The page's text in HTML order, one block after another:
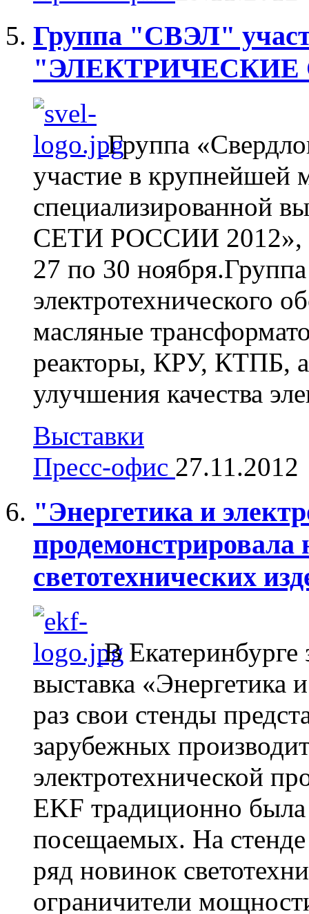
Группа "СВЭЛ"
"ЭЛЕКТРИЧЕСКИЕ
Группа
участие в крупнейшей
специализированной
СЕТИ РОССИИ 2012»,
27 по 30
электротехнического
масляные
реакторы, КРУ, КТПБ,
улучшения качества
Выставки
Пресс-офис 27.11.2012
"Энергетика и
светотехнических
В Екатеринбурге
выставка «Энергетика
раз свои стенды
зарубежных
электротехнической
EKF традиционно
посещаемых. На
ряд новинок
ограничители